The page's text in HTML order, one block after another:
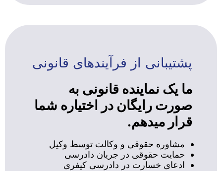
پشتیبانی از فرآیندهای قانونی
ما یک نماینده قانونی به
صورت رایگان در اختیاره شما
قرار میدهم.
مشاوره حقوقی و وکالت توسط وکیل
حمایت حقوقی در جریان دادرسی
ادعای خسارت در دادرسی کیفری